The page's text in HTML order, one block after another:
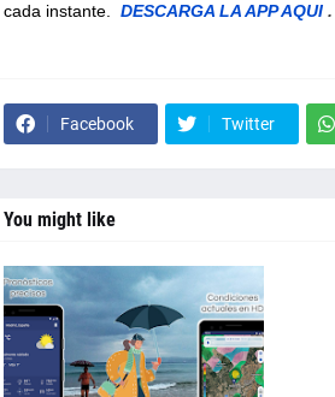
cada instante.
DESCARGA LA APP AQUI .
Facebook Twitter
You might like